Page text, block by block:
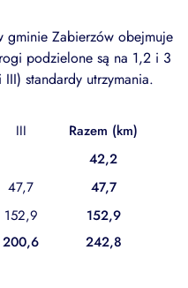
gminie Zabierzów obejmuje
podzielone są na 1,2 i 3
standardy utrzymania.
III
Razem (km)
42,2
47,7
47,7
152,9
152,9
200,6 242,8